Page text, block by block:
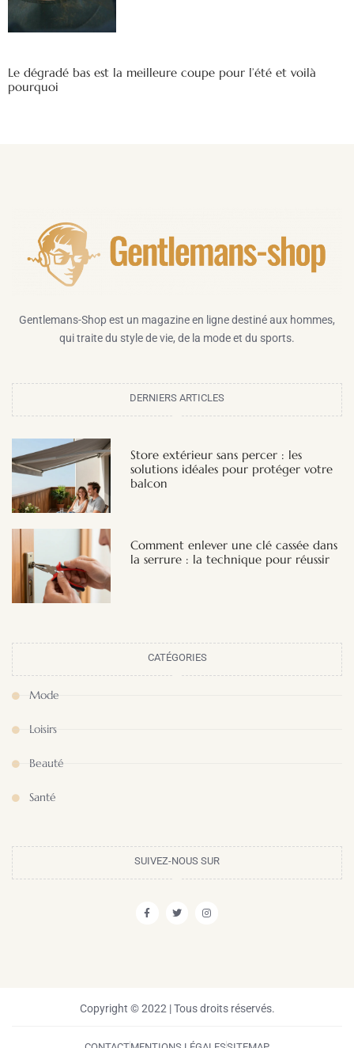
Le dégradé bas est la meilleure coupe pour l’été et voilà
pourquoi
Gentlemans-Shop est un magazine en ligne destiné aux hommes,
qui traite du style de vie, de la mode et du sports.
DERNIERS ARTICLES
Store extérieur sans percer : les
solutions idéales pour protéger votre
balcon
Comment enlever une clé cassée dans
la serrure : la technique pour réussir
CATÉGORIES
Mode
Loisirs
Beauté
Santé
SUIVEZ-NOUS SUR
Copyright © 2022 | Tous droits réservés.